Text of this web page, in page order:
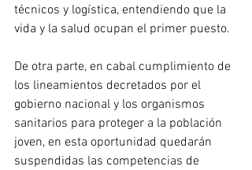
técnicos y logística, entendiendo que la
vida y la salud ocupan el primer puesto.
De otra parte, en cabal cumplimiento de
los lineamientos decretados por el
gobierno nacional y los organismos
sanitarios para proteger a la población
joven, en esta oportunidad quedarán
suspendidas las competencias de